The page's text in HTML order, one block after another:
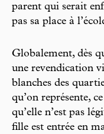
parent qui serait
pas sa place à
Globalement, dès
une revendication
blanches des
qu’on représente,
qu’elle n’est pas
fille est entrée en